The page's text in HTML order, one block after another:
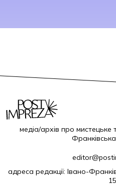
медіа/архів про мистецьке
адреса редакції: Івано-
15